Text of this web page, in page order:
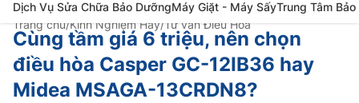
Dịch Vụ Sửa Chữa Bảo DưỡngMáy Giặt - Máy SấyTrung Tâm Bảo
Trang chủ/Kinh Nghiệm Hay/Tư vấn Điều Hòa
Cùng tầm giá 6 triệu, nên chọn
điều hòa Casper GC-12IB36 hay
Midea MSAGA-13CRDN8?